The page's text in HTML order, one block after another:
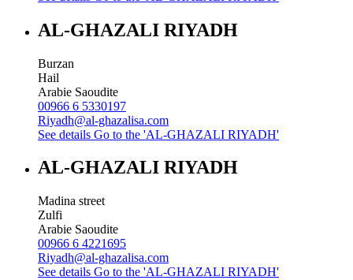
AL-GHAZALI RIYADH
Burzan
Hail
Arabie Saoudite
00966 6 5330197
Riyadh@al-ghazalisa.com
See details Go to the 'AL-GHAZALI RIYADH'
AL-GHAZALI RIYADH
Madina street
Zulfi
Arabie Saoudite
00966 6 4221695
Riyadh@al-ghazalisa.com
See details Go to the 'AL-GHAZALI RIYADH'